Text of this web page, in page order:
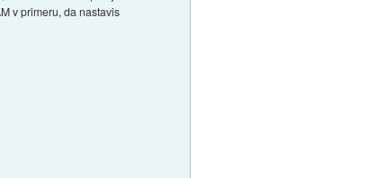
v primeru, da nastavis